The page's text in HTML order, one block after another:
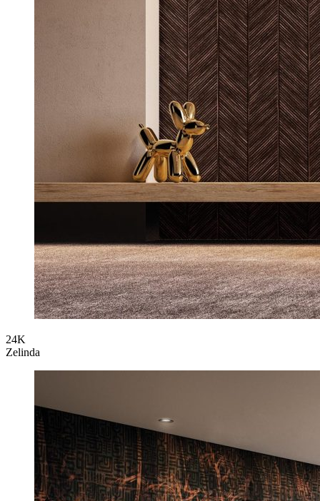
24K
Zelinda